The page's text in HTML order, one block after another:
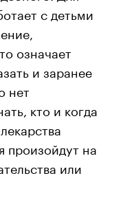
с детьми
означает
и заранее
нет
кто и когда
произойдут на
или